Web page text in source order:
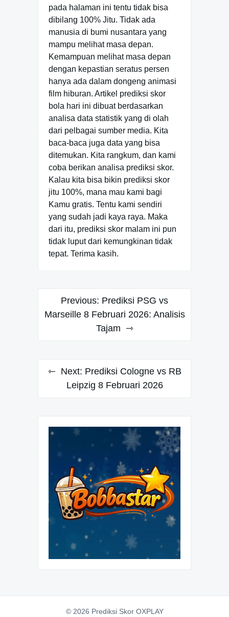
pada halaman ini tentu tidak bisa
dibilang 100% Jitu. Tidak ada
manusia di bumi nusantara yang
mampu melihat masa depan.
Kemampuan melihat masa depan
dengan kepastian seratus persen
hanya ada dalam dongeng animasi
film hiburan. Artikel prediksi skor
bola hari ini dibuat berdasarkan
analisa data statistik yang di olah
dari pelbagai sumber media. Kita
baca-baca juga data yang bisa
ditemukan. Kita rangkum, dan kami
coba berikan analisa prediksi skor.
Kalau kita bisa bikin prediksi skor
jitu 100%, mana mau kami bagi
Kamu gratis. Tentu kami sendiri
yang sudah jadi kaya raya. Maka
dari itu, prediksi skor malam ini pun
tidak luput dari kemungkinan tidak
tepat. Terima kasih.
Navigasi
pos
Previous: Prediksi PSG vs
Marseille 8 Februari 2026: Analisis
Tajam
Next: Prediksi Cologne vs RB
Leipzig 8 Februari 2026
© 2026 Prediksi Skor OXPLAY